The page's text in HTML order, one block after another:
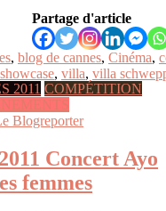
Partage d'article
, blog de cannes, Cinéma,
showcase, villa, villa
2011 COMPÉTITION
Blogreporter
Concert Ayo
femmes